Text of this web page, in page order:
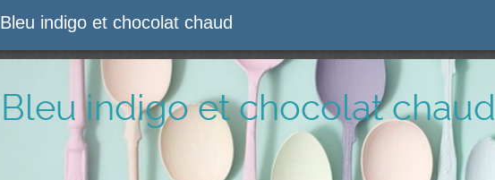
Bleu indigo et chocolat chaud
Bleu indigo et chocolat chaud